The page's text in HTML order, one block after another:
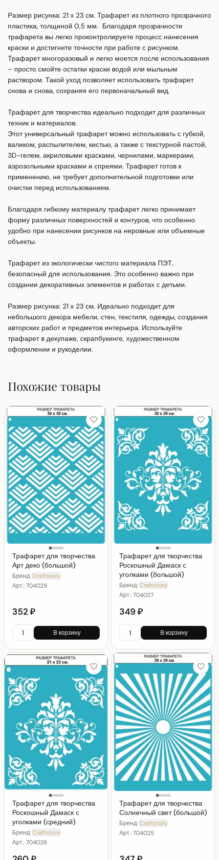
Размер рисунка: 21 х 23 см. Трафарет из плотного прозрачного
пластика, толщиной 0,5 мм.  Благодаря прозрачности
трафарета вы легко проконтролируете процесс нанесения
краски и достигните точности при работе с рисунком.
Трафарет многоразовый и легко моется после использования
– просто смойте остатки краски водой или мыльным
раствором. Такой уход позволяет использовать трафарет
снова и снова, сохраняя его первоначальный вид.
Трафарет для творчества идеально подходит для различных
техник и материалов.
Этот универсальный трафарет можно использовать с губкой,
валиком, распылителем, кистью, а также с текстурной пастой,
3D-гелем, акриловыми красками, чернилами, маркерами,
аэрозольными красками и спреями. Трафарет готов к
применению, не требует дополнительной подготовки или
очистки перед использованием.
Благодаря гибкому материалу трафарет легко принимает
форму различных поверхностей и контуров, что особенно
удобно при нанесении рисунков на неровные или объемные
объекты.
Трафарет из экологически чистого материала ПЭТ,
безопасный для использования. Это особенно важно при
создании декоративных элементов и работах с детьми.
Размер рисунка: 21 х 23 см. Идеально подходит для
небольшого декора мебели, стен, текстиля, одежды, создания
авторских работ и предметов интерьера. Используйте
трафарет в декупаже, скрапбукинге, художественном
оформлении и рукоделии.
Похожие товары
Трафарет для творчества
Арт деко (большой)
Бренд:Craftstory
Арт.:704029
352 ₽
В корзину
Трафарет для творчества
Роскошный Дамаск с
уголками (большой)
Бренд:Craftstory
Арт.:704027
349 ₽
В корзину
Трафарет для творчества
Роскошный Дамаск с
уголками (средний)
Бренд:Craftstory
Арт.:704026
Трафарет для творчества
Солнечный свет (большой)
Бренд:Craftstory
Арт.:704025